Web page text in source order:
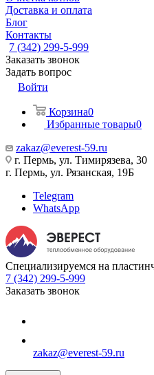
Доставка и оплата
Блог
Контакты
7 (342) 299-5-999
Заказать звонок
Задать вопрос
Войти
Корзина0
Избранные товары0
zakaz@everest-59.ru
г. Пермь, ул. Тимирязева, 30
г. Пермь, ул. Рязанская, 19Б
Telegram
WhatsApp
Специализируемся на
7 (342) 299-5-999
Заказать звонок
zakaz@everest-59.ru